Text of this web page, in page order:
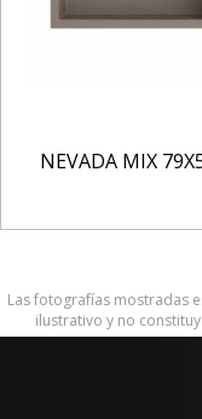
NEVADA MIX
Las fotografías mostradas
ilustrativo y no